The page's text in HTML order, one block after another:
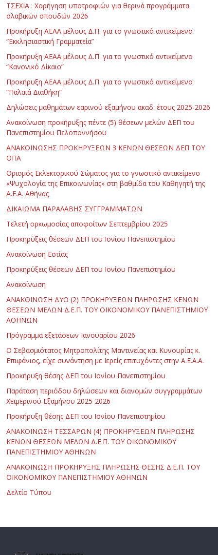
ΤΣΕΧΙΑ : Χορήγηση υποτροφιών για θερινά προγράμματα
σλαβικών σπουδών 2026
Προκήρυξη ΑΕΑΑ μέλους Δ.Π. για το γνωστικό αντικείμενο
“Εκκλησιαστική Γραμματεία”
Προκήρυξη ΑΕΑΑ μέλους Δ.Π. για το γνωστικό αντικείμενο
“Κανονικό Δίκαιο”
Προκήρυξη ΑΕΑΑ μέλους Δ.Π. για το γνωστικό αντικείμενο
“Παλαιά Διαθήκη”
Δηλώσεις μαθημάτων εαρινού εξαμήνου ακαδ. έτους 2025-2026
Ανακοίνωση προκήρυξης πέντε (5) θέσεων μελών ΔΕΠ του
Πανεπιστημίου Πελοποννήσου
ΑΝΑΚΟΙΝΩΣΗΣ ΠΡΟΚΗΡΥΞΕΩΝ 3 ΚΕΝΩΝ ΘΕΣΕΩΝ ΔΕΠ ΤΟΥ
ΟΠΑ
Ορισμός Εκλεκτορικού Σώματος για το γνωστικό αντικείμενο
«Ψυχολογία της Επικοινωνίας» στη βαθμίδα του Καθηγητή της
Α.Ε.Α. Αθήνας
ΔΙΚΑΙΩΜΑ ΠΑΡΑΛΑΒΗΣ ΣΥΓΓΡΑΜΜΑΤΩΝ
Τελετή ορκωμοσίας αποφοίτων Σεπτεμβρίου 2025
Προκηρύξεις θέσεων ΔΕΠ του Ιονίου Πανεπιστημίου
Ανακοίνωση Εστίας
Προκηρύξεις θέσεων ΔΕΠ του Ιονίου Πανεπιστημίου
Ανακοίνωση
ΑΝΑΚΟΙΝΩΣΗ ΔΥΟ (2) ΠΡΟΚΗΡΥΞΕΩΝ ΠΛΗΡΩΣΗΣ ΚΕΝΩΝ
ΘΕΣΕΩΝ ΜΕΛΩΝ Δ.Ε.Π. ΤΟΥ ΟΙΚΟΝΟΜΙΚΟΥ ΠΑΝΕΠΙΣΤΗΜΙΟΥ
ΑΘΗΝΩΝ
Πρόγραμμα εξετάσεων Ιανουαρίου 2026
Ο Σεβασμιότατος Μητροπολίτης Μαντινείας και Κυνουρίας κ.
Επιφάνιος, είχε συνάντηση με Ιερείς επιτυχόντες στην Α.Ε.Α.Α.
Προκήρυξη θέσης ΔΕΠ του Ιονίου Πανεπιστημίου
Παράταση περιόδου δηλώσεων και διανομών συγγραμμάτων
Χειμερινού Εξαμήνου 2025-2026
Προκήρυξη θέσης ΔΕΠ του Ιονίου Πανεπιστημίου
ΑΝΑΚΟΙΝΩΣΗ ΤΕΣΣΑΡΩΝ (4) ΠΡΟΚΗΡΥΞΕΩΝ ΠΛΗΡΩΣΗΣ
ΚΕΝΩΝ ΘΕΣΕΩΝ ΜΕΛΩΝ Δ.Ε.Π. ΤΟΥ ΟΙΚΟΝΟΜΙΚΟΥ
ΠΑΝΕΠΙΣΤΗΜΙΟΥ ΑΘΗΝΩΝ
ΑΝΑΚΟΙΝΩΣΗ ΠΡΟΚΗΡΥΞΗΣ ΠΛΗΡΩΣΗΣ ΘΕΣΗΣ Δ.Ε.Π. ΤΟΥ
ΟΙΚΟΝΟΜΙΚΟΥ ΠΑΝΕΠΙΣΤΗΜΙΟΥ ΑΘΗΝΩΝ
Δελτίο Τύπου